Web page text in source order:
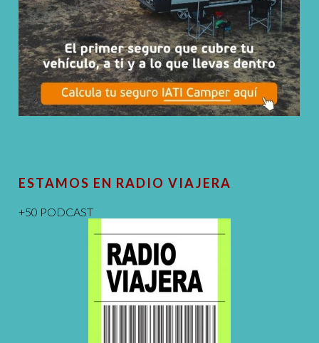
ESTAMOS EN RADIO VIAJERA
+50 PODCAST